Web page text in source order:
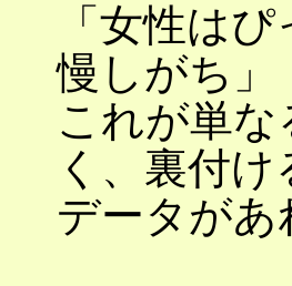
「女性は
慢しがち」
これが単
く、裏付
データが